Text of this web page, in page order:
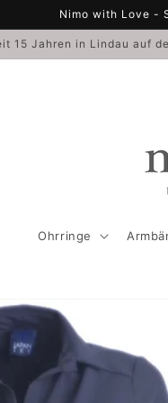
Nimo with Love -
15 Jahren in Lindau auf
Ohrringe